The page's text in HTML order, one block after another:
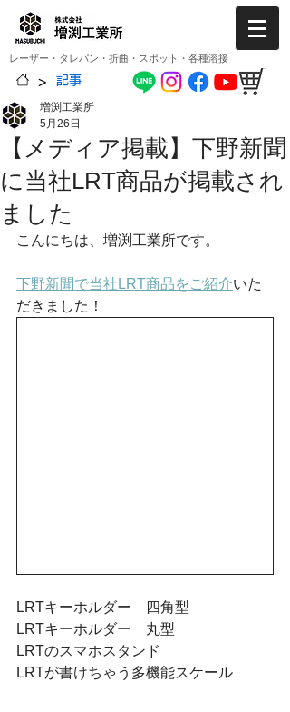
レーザー・タレパン・折曲・スポット・各種溶接
> 記事
【メディア掲載】下野新聞
に当社LRT商品が掲載され
ました
増渕工業所
5月26日
こんにちは、増渕工業所です。
下野新聞で当社LRT商品をご紹介いた
だきました！
LRTキーホルダー　四角型
LRTキーホルダー　丸型
LRTのスマホスタンド
LRTが書けちゃう多機能スケール